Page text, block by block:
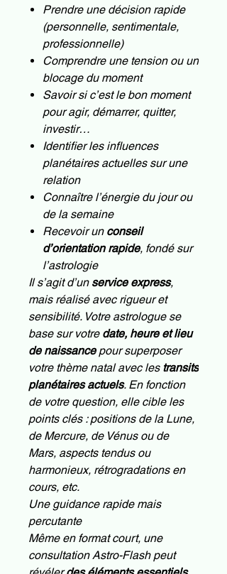
Prendre une décision rapide
(personnelle, sentimentale,
professionnelle)
Comprendre une tension ou un
blocage du moment
Savoir si c’est le bon moment
pour agir, démarrer, quitter,
investir…
Identifier les influences
planétaires actuelles sur une
relation
Connaître l’énergie du jour ou
de la semaine
Recevoir un conseil
d’orientation rapide, fondé sur
l’astrologie
Il s’agit d’un service express,
mais réalisé avec rigueur et
sensibilité. Votre astrologue se
base sur votre date, heure et lieu
de naissancepour superposer
votre thème natal avec les transits
planétaires actuels. En fonction
de votre question, elle cible les
points clés : positions de la Lune,
de Mercure, de Vénus ou de
Mars, aspects tendus ou
harmonieux, rétrogradations en
cours, etc.
Une guidance rapide mais
percutante
Même en format court, une
consultation Astro-Flash peut